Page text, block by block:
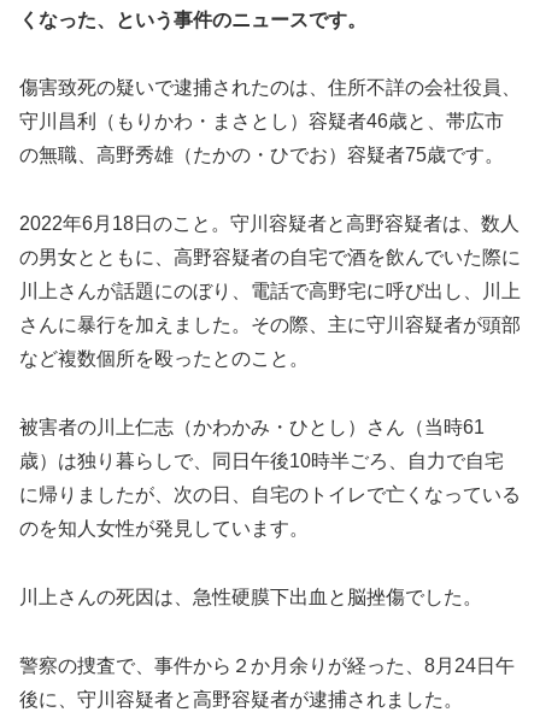
くなった、という事件のニュースです。
傷害致死の疑いで逮捕されたのは、住所不詳の会社役員、
守川昌利（もりかわ・まさとし）容疑者46歳と、帯広市
の無職、高野秀雄（たかの・ひでお）容疑者75歳です。
2022年6月18日のこと。守川容疑者と高野容疑者は、数人
の男女とともに、高野容疑者の自宅で酒を飲んでいた際に
川上さんが話題にのぼり、電話で高野宅に呼び出し、川上
さんに暴行を加えました。その際、主に守川容疑者が頭部
など複数個所を殴ったとのこと。
被害者の川上仁志（かわかみ・ひとし）さん（当時61
歳）は独り暮らしで、同日午後10時半ごろ、自力で自宅
に帰りましたが、次の日、自宅のトイレで亡くなっている
のを知人女性が発見しています。
川上さんの死因は、急性硬膜下出血と脳挫傷でした。
警察の捜査で、事件から２か月余りが経った、8月24日午
後に、守川容疑者と高野容疑者が逮捕されました。